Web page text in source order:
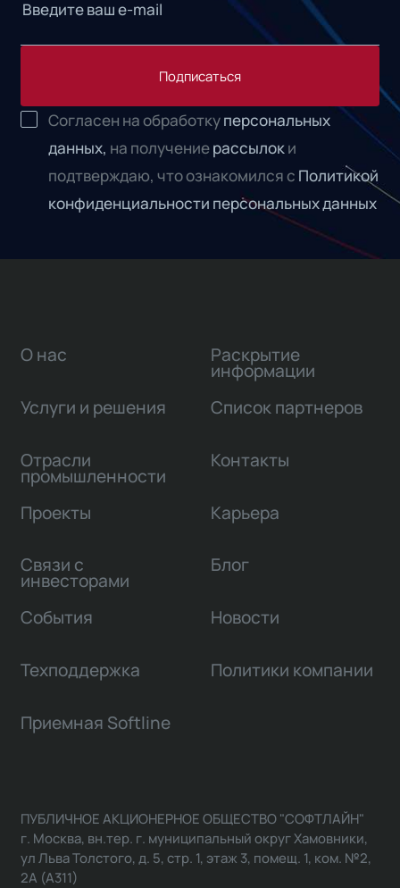
Подписаться
Согласен на обработкуперсональных
данных, на получениерассылоки
подтверждаю, что ознакомился с Политикой
конфиденциальности персональных данных
О нас
Услуги и решения
Отрасли
промышленности
Проекты
Связи с
инвесторами
Раскрытие
информации
Список партнеров
Контакты
Карьера
Блог
События Новости
Техподдержка Политики компании
Приемная Softline
ПУБЛИЧНОЕ АКЦИОНЕРНОЕ ОБЩЕСТВО "СОФТЛАЙН"
г. Москва, вн.тер. г. муниципальный округ Хамовники,
ул Льва Толстого, д. 5, стр. 1, этаж 3, помещ. 1, ком. №2,
2А (А311)